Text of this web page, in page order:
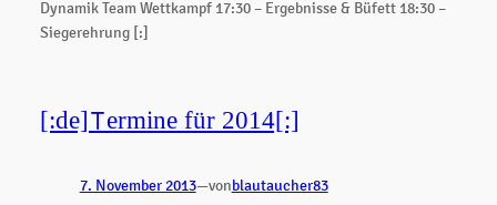
Dynamik Team Wettkampf 17:30 – Ergebnisse & Büfett 18:30 –
Siegerehrung [:]
[:de]Termine für 2014[:]
7. November 2013—vonblautaucher83